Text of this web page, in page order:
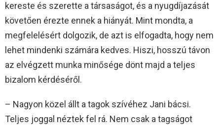
kereste és szerette a társaságot, és a nyugdíjazását
követően érezte ennek a hiányát. Mint mondta, a
megfelelésért dolgozik, de azt is elfogadta, hogy nem
lehet mindenki számára kedves. Hiszi, hosszú távon
az elvégzett munka minősége dönt majd a teljes
bizalom kérdéséről.
– Nagyon közel állt a tagok szívéhez Jani bácsi.
Teljes joggal néztek fel rá. Nem csak a tagságot